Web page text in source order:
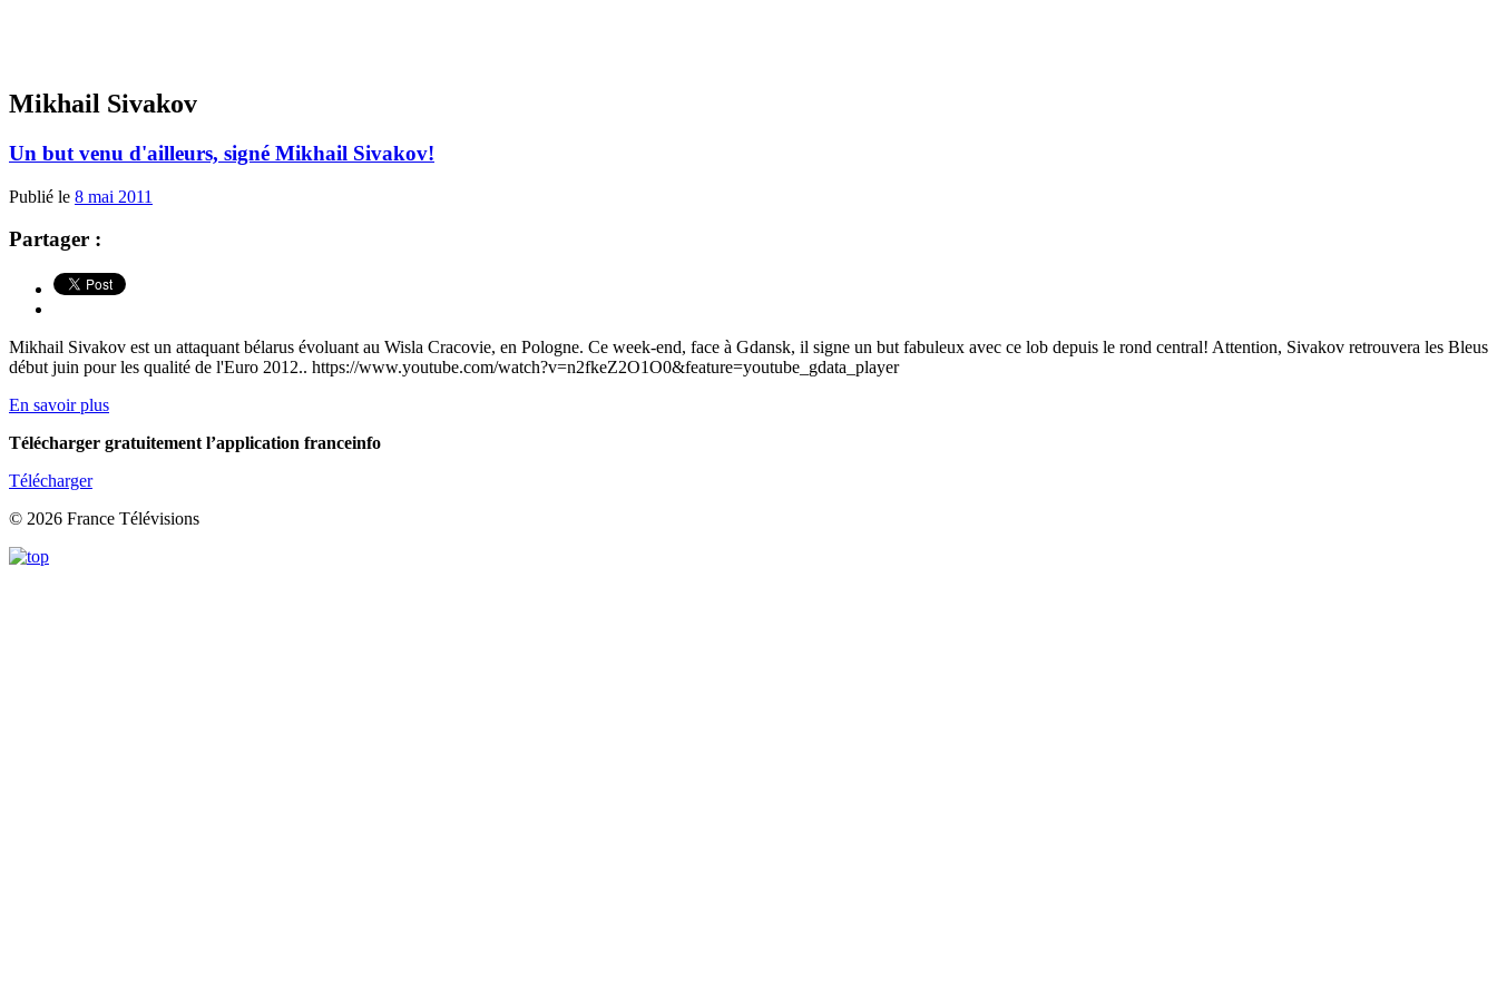
Mikhail Sivakov
Un but venu d'ailleurs, signé Mikhail Sivakov!
Publié le 8 mai 2011
Partager :
Mikhail Sivakov est un attaquant bélarus évoluant au Wisla Cracovie, en Pologne. Ce week-end, face à Gdansk, il signe un but fabuleux avec ce lob depuis le rond central! Attention, Sivakov retrouvera les Bleus
début juin pour les qualité de l'Euro 2012.. https://www.youtube.com/watch?v=n2fkeZ2O1O0&feature=youtube_gdata_player
En savoir plus
Télécharger gratuitement l’application franceinfo
Télécharger
© 2026 France Télévisions